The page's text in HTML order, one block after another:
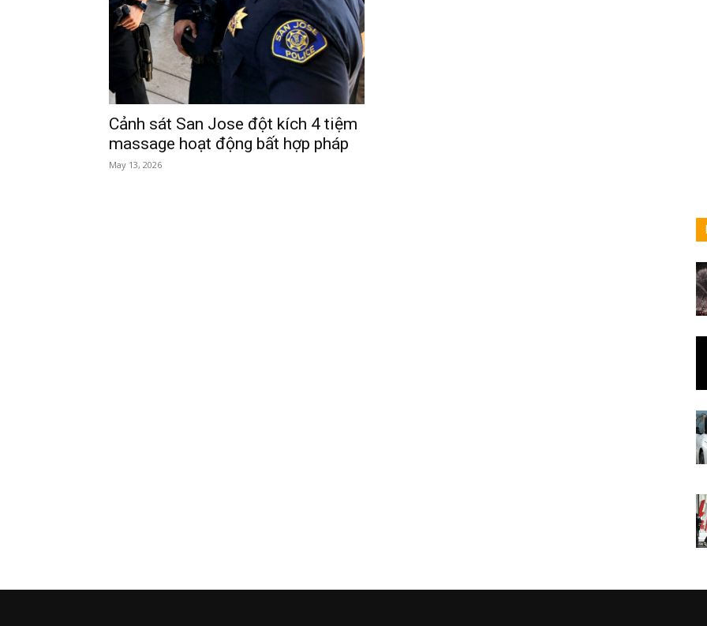
Cảnh sát San Jose đột kích 4 tiệm
massage hoạt động bất hợp pháp
May 13, 2026